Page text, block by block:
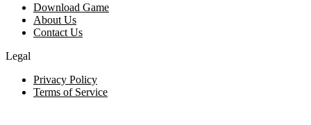
Download Game
About Us
Contact Us
Legal
Privacy Policy
Terms of Service